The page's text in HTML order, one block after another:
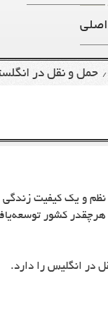
/ حمل و نقل در
و یک کیفیت زندگی
کشور
در انگلیس را دارد.